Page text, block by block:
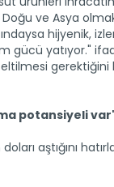
ve Asya
hijyenik,
gücü yatıyor."
potansiyeli
aştığını